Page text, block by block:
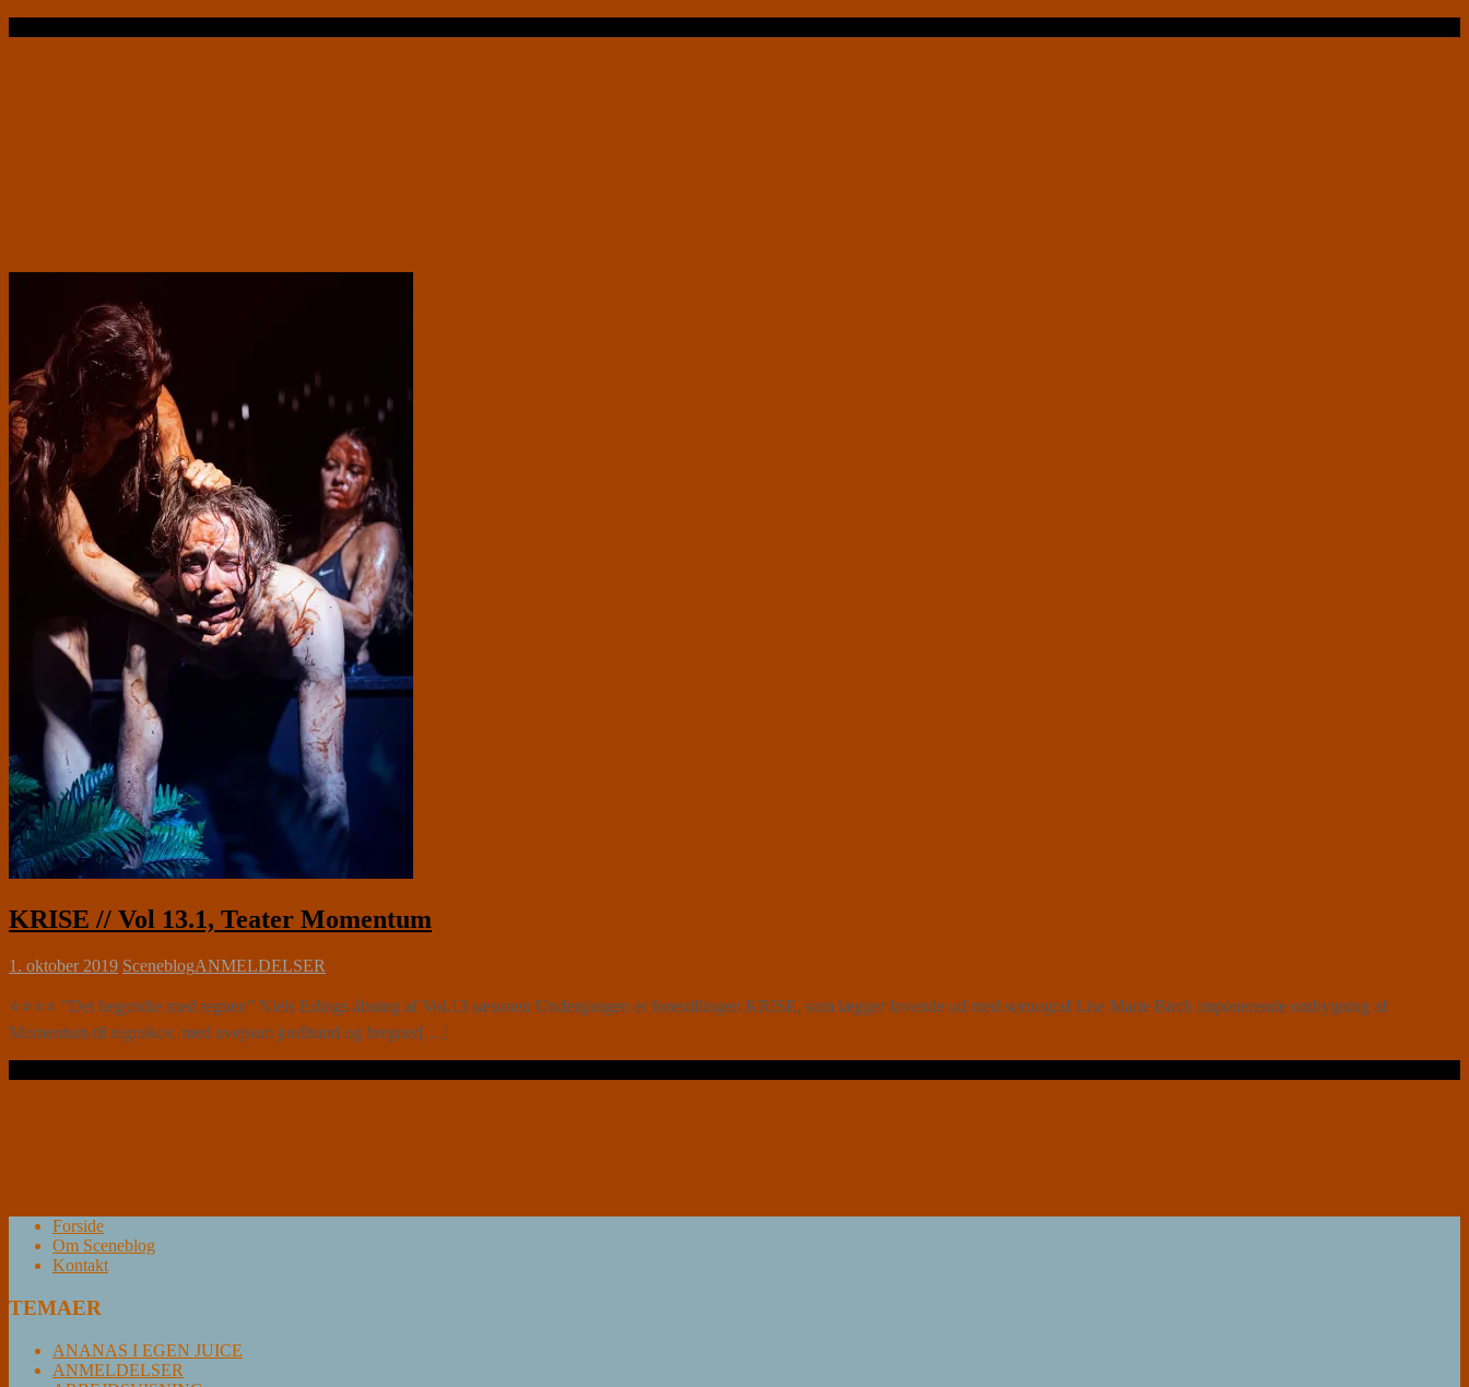
KRISE // Vol 13.1, Teater Momentum
1. oktober 2019 SceneblogANMELDELSER
⭐⭐⭐⭐ ”Det begyndte med regnen” Niels Erlings åbning af Vol.13 sæsonen Undergangen er forestillingen KRISE, som lægger lovende ud med scenograf Lise Marie Birch imponerende ombygning af
Momentum til regnskov, med uvejsom jordbund og bregner[…]
Forside
Om Sceneblog
Kontakt
TEMAER
ANANAS I EGEN JUICE
ANMELDELSER